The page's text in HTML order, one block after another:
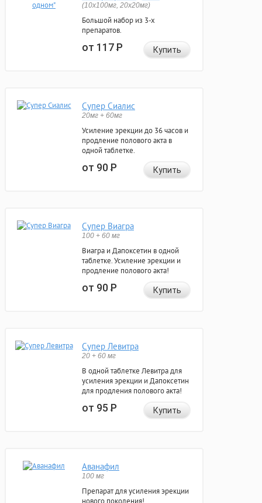
(10x100мг, 20x20мг)
Большой набор из 3-х
препаратов.
от 117Р Купить
Супер Сиалис
20мг + 60мг
Усиление эрекции до 36 часов и
продление полового акта в
одной таблетке.
от 90Р Купить
Супер Виагра
100 + 60 мг
Виагра и Дапоксетин в одной
таблетке. Усиление эрекции и
продление полового акта!
от 90Р Купить
Супер Левитра
20 + 60 мг
В одной таблетке Левитра для
усиления эрекции и Дапоксетин
для продления полового акта!
от 95Р Купить
Аванафил
100 мг
Препарат для усиления эрекции